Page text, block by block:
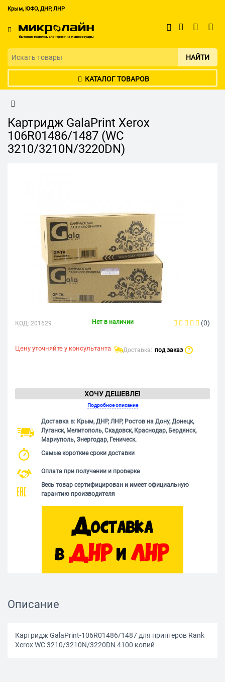
Крым, ЮФО, ДНР, ЛНР
НАЙТИ
КАТАЛОГ ТОВАРОВ
Картридж GalaPrint Xerox
106R01486/1487 (WC
3210/3210N/3220DN)
КОД: 201629 Нет в наличии (0)
Цену уточняйте у консультанта Доставка: под заказ ?
ХОЧУ ДЕШЕВЛЕ!
Подробное описание
Доставка в: Крым, ДНР, ЛНР, Ростов на Дону, Донецк,
Луганск, Мелитополь, Скадовск, Краснодар, Бердянск,
Мариуполь, Энергодар, Геническ.
Самые короткие сроки доставки
Оплата при получении и проверке
Весь товар сертифицирован и имеет официальную
гарантию производителя
Описание
Картридж GalaPrint-106R01486/1487 для принтеров Rank
Xerox WC 3210/3210N/3220DN 4100 копий